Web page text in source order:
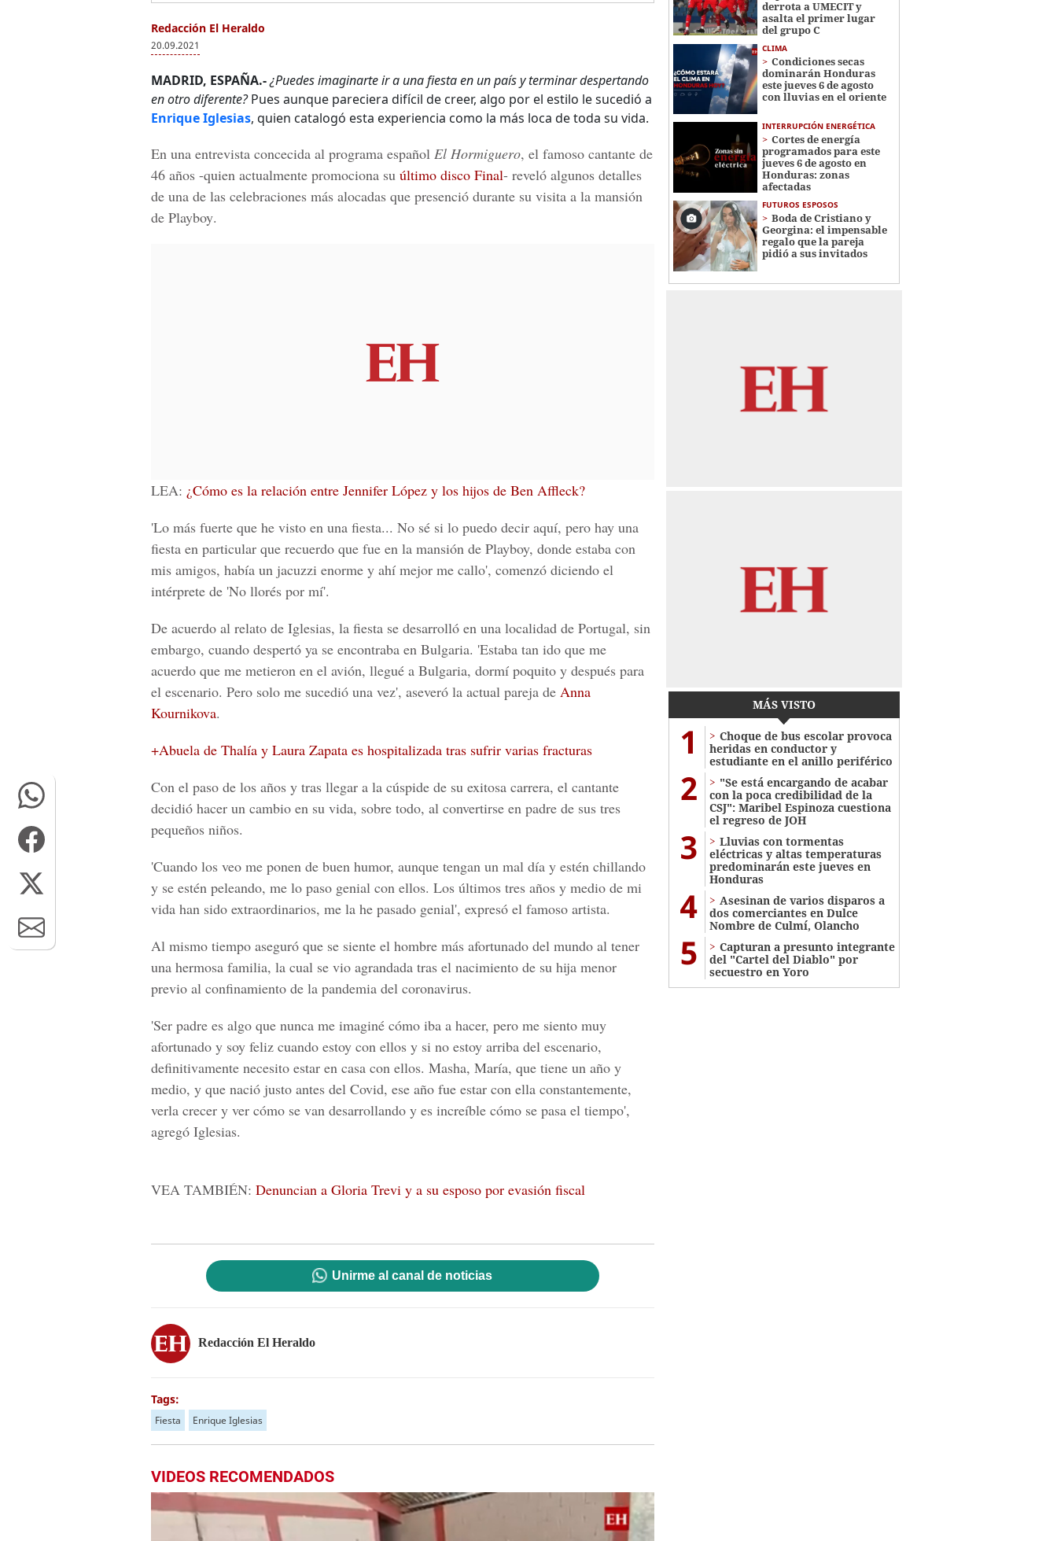
Redacción El Heraldo
20.09.2021
MADRID, ESPAÑA.-¿Puedes imaginarte ir a una fiesta en un país y terminar despertando
en otro diferente?Pues aunque pareciera difícil de creer, algo por el estilo le sucedió a
Enrique Iglesias, quien catalogó esta experiencia como la más loca de toda su vida.
En una entrevista concecida al programa español El Hormiguero, el famoso cantante de
46 años -quien actualmente promociona su último disco Final- reveló algunos detalles
de una de las celebraciones más alocadas que presenció durante su visita a la mansión
de Playboy.
LEA: ¿Cómo es la relación entre Jennifer López y los hijos de Ben Affleck?
'Lo más fuerte que he visto en una fiesta... No sé si lo puedo decir aquí, pero hay una
fiesta en particular que recuerdo que fue en la mansión de Playboy, donde estaba con
mis amigos, había un jacuzzi enorme y ahí mejor me callo', comenzó diciendo el
intérprete de 'No llorés por mí'.
De acuerdo al relato de Iglesias, la fiesta se desarrolló en una localidad de Portugal, sin
embargo, cuando despertó ya se encontraba en Bulgaria. 'Estaba tan ido que me
acuerdo que me metieron en el avión, llegué a Bulgaria, dormí poquito y después para
el escenario. Pero solo me sucedió una vez', aseveró la actual pareja de Anna
Kournikova.
+Abuela de Thalía y Laura Zapata es hospitalizada tras sufrir varias fracturas
Con el paso de los años y tras llegar a la cúspide de su exitosa carrera, el cantante
decidió hacer un cambio en su vida, sobre todo, al convertirse en padre de sus tres
pequeños niños.
'Cuando los veo me ponen de buen humor, aunque tengan un mal día y estén chillando
y se estén peleando, me lo paso genial con ellos. Los últimos tres años y medio de mi
vida han sido extraordinarios, me la he pasado genial', expresó el famoso artista.
Al mismo tiempo aseguró que se siente el hombre más afortunado del mundo al tener
una hermosa familia, la cual se vio agrandada tras el nacimiento de su hija menor
previo al confinamiento de la pandemia del coronavirus.
'Ser padre es algo que nunca me imaginé cómo iba a hacer, pero me siento muy
afortunado y soy feliz cuando estoy con ellos y si no estoy arriba del escenario,
definitivamente necesito estar en casa con ellos. Masha, María, que tiene un año y
medio, y que nació justo antes del Covid, ese año fue estar con ella constantemente,
verla crecer y ver cómo se van desarrollando y es increíble cómo se pasa el tiempo',
agregó Iglesias.
VEA TAMBIÉN: Denuncian a Gloria Trevi y a su esposo por evasión fiscal
Unirme al canal de noticias
Redacción El Heraldo
Tags:
Fiesta Enrique Iglesias
VIDEOS RECOMENDADOS
derrota a UMECIT y
asalta el primer lugar
del grupo C
CLIMA
Condiciones secas
dominarán Honduras
este jueves 6 de agosto
con lluvias en el oriente
INTERRUPCIÓN ENERGÉTICA
Cortes de energía
programados para este
jueves 6 de agosto en
Honduras: zonas
afectadas
FUTUROS ESPOSOS
Boda de Cristiano y
Georgina: el impensable
regalo que la pareja
pidió a sus invitados
MÁS VISTO
1
Choque de bus escolar provoca
heridas en conductor y
estudiante en el anillo periférico
2
"Se está encargando de acabar
con la poca credibilidad de la
CSJ": Maribel Espinoza cuestiona
el regreso de JOH
3
Lluvias con tormentas
eléctricas y altas temperaturas
predominarán este jueves en
Honduras
4
Asesinan de varios disparos a
dos comerciantes en Dulce
Nombre de Culmí, Olancho
5
Capturan a presunto integrante
del "Cartel del Diablo" por
secuestro en Yoro